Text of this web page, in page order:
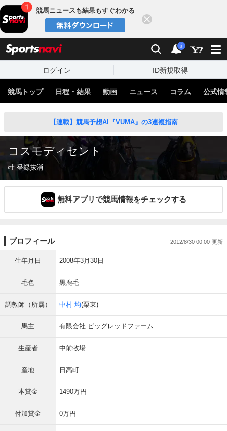
競馬ニュースも結果もすぐわかる
検索 通知
i
ログイン ID新規取得
競馬トップ 日程・結果 動画 ニュース コラム 公式情
【連載】競馬予想AI『VUMA』の3連複指南
コスモディセント
牡 登録抹消
無料アプリで競馬情報をチェックする
プロフィール 2012/8/30 00:00
生年月日 2008年3月30日
毛色 黒鹿毛
調教師（所属） 中村 均(栗東)
馬主 有限会社 ビッグレッドファーム
生産者 中前牧場
産地 日高町
本賞金 1490万円
付加賞金 0万円